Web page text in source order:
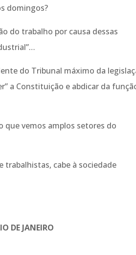
domingos?
do trabalho por causa dessas
do Tribunal máximo da
a Constituição e abdicar da
que vemos amplos setores do
trabalhistas, cabe à sociedade
DE JANEIRO